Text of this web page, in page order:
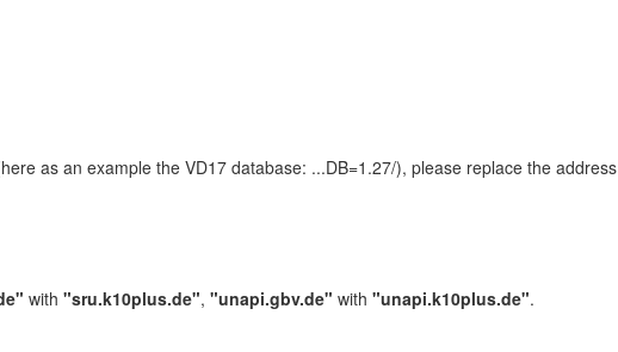
as an example the VD17 database: ...DB=1.27/), please replace the address
with "sru.k10plus.de", "unapi.gbv.de" with "unapi.k10plus.de".